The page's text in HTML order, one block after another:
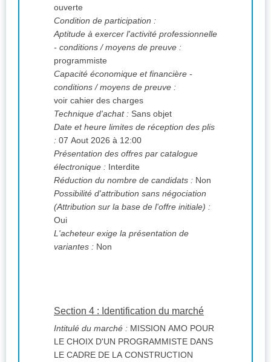
ouverte
Condition de participation :
Aptitude à exercer l'activité professionnelle
- conditions / moyens de preuve :
programmiste
Capacité économique et financière -
conditions / moyens de preuve :
voir cahier des charges
Technique d'achat : Sans objet
Date et heure limites de réception des plis
: 07 Aout 2026 à 12:00
Présentation des offres par catalogue
électronique : Interdite
Réduction du nombre de candidats : Non
Possibilité d'attribution sans négociation
(Attribution sur la base de l'offre initiale) :
Oui
L'acheteur exige la présentation de
variantes : Non
Section 4 : Identification du marché
Intitulé du marché : MISSION AMO POUR
LE CHOIX D'UN PROGRAMMISTE DANS
LE CADRE DE LA CONSTRUCTION